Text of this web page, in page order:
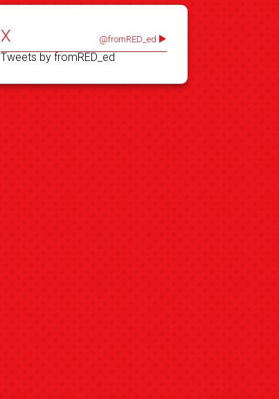
X @fromRED_ed
Tweets by fromRED_ed